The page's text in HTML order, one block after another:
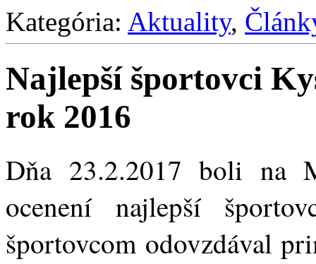
Kategória: Aktuality,
Najlepší športovci
rok 2016
Dňa 23.2.2017 boli na
ocenení najlepší
športovcom odovzdával